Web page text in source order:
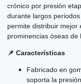
crónico por presión
durante largos
permite distribuir mejor
prominencias óseas de
📌 Características
Fabricado en
soporta la